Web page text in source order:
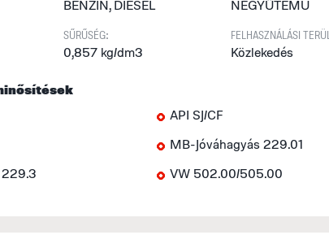
BENZIN, DIESEL NÉGYÜTEMŰ
SŰRŰSÉG:
0,857 kg/dm3
FELHASZNÁLÁSI
Közlekedés
API SJ/CF
MB-Jóváhagyás 229.01
229.3
VW 502.00/505.00